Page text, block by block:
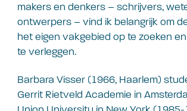
makers en denkers – schrijvers,
ontwerpers – vind ik belangrijk om
het eigen vakgebied op te zoeken
te verleggen.
Barbara Visser (1966, Haarlem)
Gerrit Rietveld Academie in